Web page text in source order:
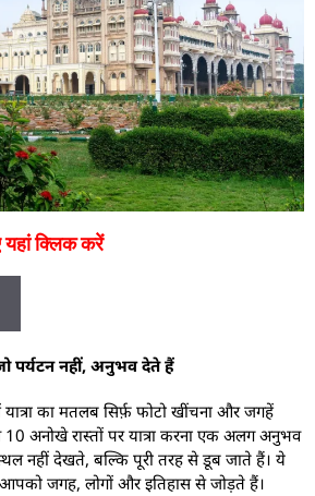
क्लिक करें
पर्यटन नहीं, अनुभव देते हैं
का मतलब सिर्फ़ फोटो खींचना और जगहें
अनोखे रास्तों पर यात्रा करना एक अलग अनुभव
नहीं देखते, बल्कि पूरी तरह से डूब जाते हैं। ये
जगह, लोगों और इतिहास से जोड़ते हैं।